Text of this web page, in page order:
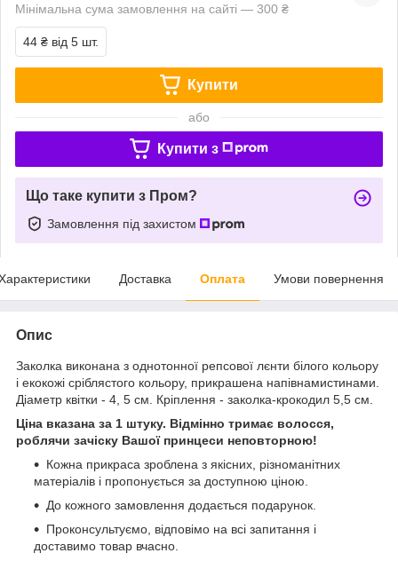
Мінімальна сума замовлення на сайті — 300 ₴
44 ₴ від 5 шт.
Купити
або
Купити з
Що таке купити з Пром?
Замовлення під захистом
Доставка Оплата Умови повернення
Опис
Заколка виконана з однотонної репсової лєнти білого кольору
і екокожі сріблястого кольору, прикрашена напівнамистинами.
Діаметр квітки - 4, 5 см. Кріплення - заколка-крокодил 5,5 см.
Ціна вказана за 1 штуку. Відмінно тримає волосся,
роблячи зачіску Вашої принцеси неповторною!
Кожна прикраса зроблена з якісних, різноманітних
матеріалів і пропонується за доступною ціною.
До кожного замовлення додається подарунок.
Проконсультуємо, відповімо на всі запитання і
доставимо товар вчасно.